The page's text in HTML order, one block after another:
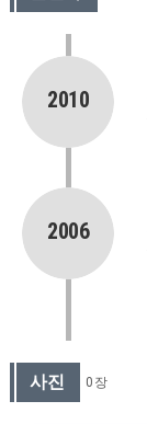
2010
2006
사진 0 장